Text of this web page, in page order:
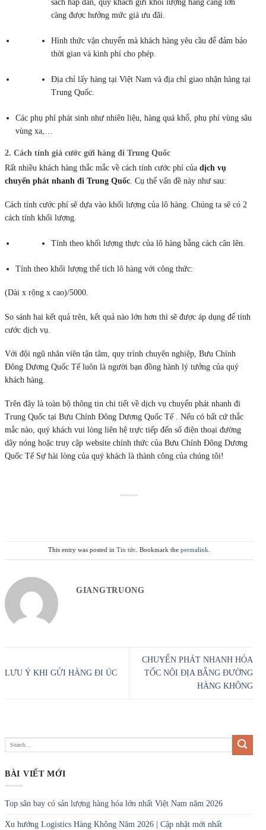
sách hấp dẫn, quý khách gửi khối lượng hàng càng lớn
càng được hưởng mức giá ưu đãi.
Hình thức vận chuyển mà khách hàng yêu cầu để đảm bảo
thời gian và kinh phí cho phép.
Địa chỉ lấy hàng tại Việt Nam và địa chỉ giao nhận hàng tại
Trung Quốc.
Các phụ phí phát sinh như nhiên liệu, hàng quá khổ, phụ phí vùng sâu
vùng xa,…
2. Cách tính giá cước gửi hàng đi Trung Quốc
Rất nhiều khách hàng thắc mắc về cách tính cước phí của dịch vụ
chuyển phát nhanh đi Trung Quốc. Cụ thể vấn đề này như sau:
Cách tính cước phí sẽ dựa vào khối lượng của lô hàng. Chúng ta sẽ có 2
cách tính khối lượng.
Tính theo khối lượng thực của lô hàng bằng cách cân lên.
Tính theo khối lượng thể tích lô hàng với công thức:
(Dài x rộng x cao)/5000.
So sánh hai kết quả trên, kết quả nào lớn hơn thì sẽ được áp dụng để tính
cước dịch vụ.
Với đội ngũ nhân viên tận tâm, quy trình chuyên nghiệp, Bưu Chính
Đông Dương Quốc Tế luôn là người bạn đồng hành lý tưởng của quý
khách hàng.
Trên đây là toàn bộ thông tin chi tiết về dịch vụ chuyển phát nhanh đi
Trung Quốc tại Bưu Chính Đông Dương Quốc Tế . Nếu có bất cứ thắc
mắc nào, quý khách vui lòng liên hệ trực tiếp đến số điện thoại đường
dây nóng hoặc truy cập website chính thức của Bưu Chính Đông Dương
Quốc Tế Sự hài lòng của quý khách là thành công của chúng tôi!
This entry was posted in Tin tức. Bookmark the permalink
GIANGTRUONG
LƯU Ý KHI GỬI HÀNG ĐI ÚC
CHUYỂN PHÁT NHANH HỎA
TỐC NỘI ĐỊA BẰNG ĐƯỜNG
HÀNG KHÔNG
BÀI VIẾT MỚI
Top sân bay có sản lượng hàng hóa lớn nhất Việt Nam năm 2026
Xu hướng Logistics Hàng Không Năm 2026 | Cập nhật mới nhất